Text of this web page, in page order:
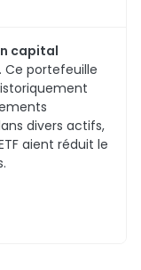
capital
. Ce portefeuille
divers actifs,
aient réduit le